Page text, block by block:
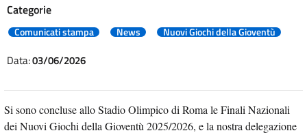
Categorie
Comunicati stampa News Nuovi Giochi della Gioventù
Data:03/06/2026
Si sono concluse allo Stadio Olimpico di Roma le Finali Nazionali
dei Nuovi Giochi della Gioventù 2025/2026, e la nostra delegazione